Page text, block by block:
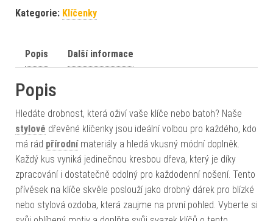
Kategorie: Klíčenky
Popis Další informace
Popis
Hledáte drobnost, která oživí vaše klíče nebo batoh? Naše
stylové dřevěné klíčenky jsou ideální volbou pro každého, kdo
má rád přírodnímateriály a hledá vkusný módní doplněk.
Každý kus vyniká jedinečnou kresbou dřeva, který je díky
zpracování i dostatečně odolný pro každodenní nošení. Tento
přívěsek na klíče skvěle poslouží jako drobný dárek pro blízké
nebo stylová ozdoba, která zaujme na první pohled. Vyberte si